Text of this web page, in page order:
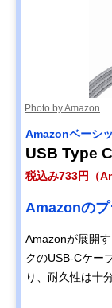
Photo by Amazon
Amazonベーシ
USB Type
税込み733円（
Amazonの
Amazonが展開
クのUSB-Cケー
り、耐久性は十